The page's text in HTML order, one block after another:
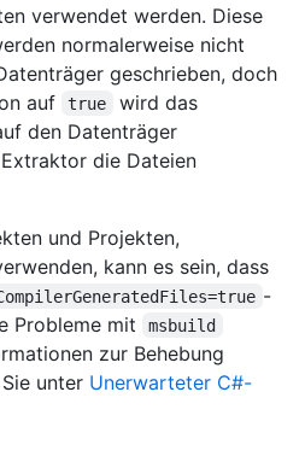
verwendet werden. Diese
normalerweise nicht
geschrieben, doch
auf
true
wird das
den Datenträger
die Dateien
und Projekten,
kann es sein, dass
-
Probleme mit
msbuild
zur Behebung
unter Unerwarteter C#-